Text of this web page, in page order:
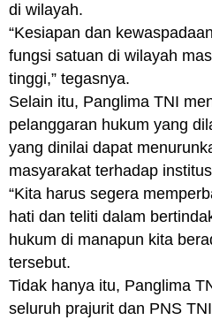
di wilayah.
“Kesiapan dan
fungsi satuan di wilayah
tinggi,” tegasnya.
Selain itu, Panglima TNI
pelanggaran hukum yang
yang dinilai dapat
masyarakat terhadap
“Kita harus segera
hati dan teliti dalam
hukum di manapun kita
tersebut.
Tidak hanya itu, Panglima
seluruh prajurit dan PNS